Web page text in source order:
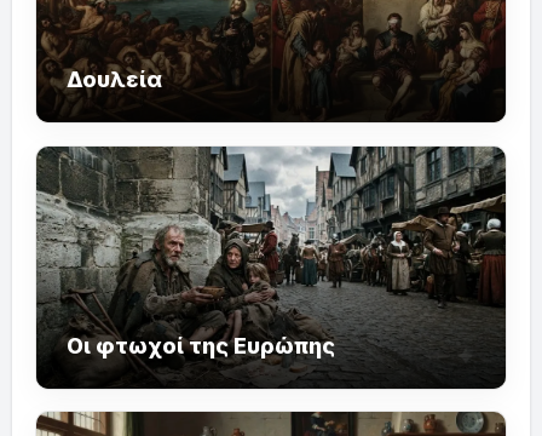
Δουλεία
Οι φτωχοί της Ευρώπης